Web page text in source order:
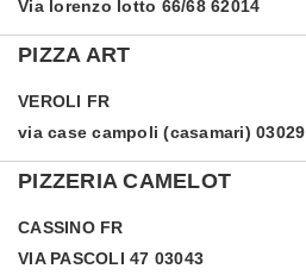
Via lorenzo lotto 66/68 62014
PIZZA ART
VEROLI FR
via case campoli (casamari) 03029
PIZZERIA CAMELOT
CASSINO FR
VIA PASCOLI 47 03043